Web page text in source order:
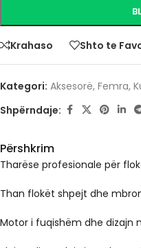
Krahaso Shto te
Kategori: Aksesorë, Femra,
Shpërndaje:
Përshkrim
Tharëse profesionale për
Than flokët shpejt dhe
Motor i fuqishëm dhe dizajn